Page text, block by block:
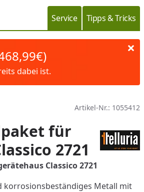
Service Tipps & Tricks
dabei ist.
Artikel-Nr.: 1055412
für
2721
Classico 2721
korrosionsbeständiges Metall mit